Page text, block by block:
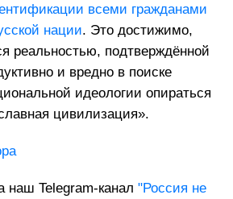
всеми гражданами
нации. Это достижимо,
реальностью, подтверждённой
и вредно в поиске
идеологии опираться
цивилизация».
наш Telegram-канал "Россия не